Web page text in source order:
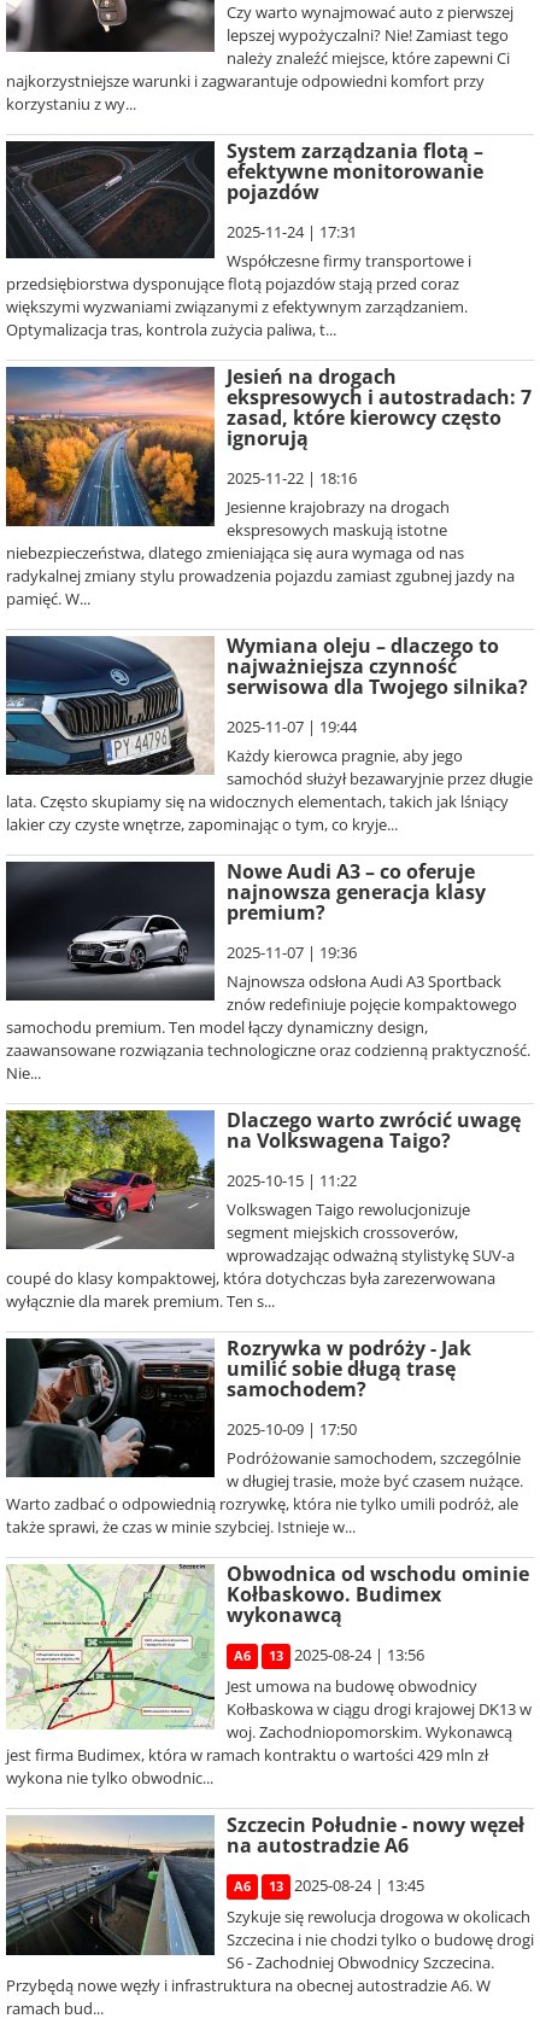
Czy warto wynajmować auto z pierwszej
lepszej wypożyczalni? Nie! Zamiast tego
należy znaleźć miejsce, które zapewni Ci
najkorzystniejsze warunki i zagwarantuje odpowiedni komfort przy
korzystaniu z wy...
System zarządzania flotą –
efektywne monitorowanie
pojazdów
2025-11-24 | 17:31
Współczesne firmy transportowe i
przedsiębiorstwa dysponujące flotą pojazdów stają przed coraz
większymi wyzwaniami związanymi z efektywnym zarządzaniem.
Optymalizacja tras, kontrola zużycia paliwa, t...
Jesień na drogach
ekspresowych i autostradach: 7
zasad, które kierowcy często
ignorują
2025-11-22 | 18:16
Jesienne krajobrazy na drogach
ekspresowych maskują istotne
niebezpieczeństwa, dlatego zmieniająca się aura wymaga od nas
radykalnej zmiany stylu prowadzenia pojazdu zamiast zgubnej jazdy na
pamięć. W...
Wymiana oleju – dlaczego to
najważniejsza czynność
serwisowa dla Twojego silnika?
2025-11-07 | 19:44
Każdy kierowca pragnie, aby jego
samochód służył bezawaryjnie przez długie
lata. Często skupiamy się na widocznych elementach, takich jak lśniący
lakier czy czyste wnętrze, zapominając o tym, co kryje...
Nowe Audi A3 – co oferuje
najnowsza generacja klasy
premium?
2025-11-07 | 19:36
Najnowsza odsłona Audi A3 Sportback
znów redefiniuje pojęcie kompaktowego
samochodu premium. Ten model łączy dynamiczny design,
zaawansowane rozwiązania technologiczne oraz codzienną praktyczność.
Nie...
Dlaczego warto zwrócić uwagę
na Volkswagena Taigo?
2025-10-15 | 11:22
Volkswagen Taigo rewolucjonizuje
segment miejskich crossoverów,
wprowadzając odważną stylistykę SUV-a
coupé do klasy kompaktowej, która dotychczas była zarezerwowana
wyłącznie dla marek premium. Ten s...
Rozrywka w podróży - Jak
umilić sobie długą trasę
samochodem?
2025-10-09 | 17:50
Podróżowanie samochodem, szczególnie
w długiej trasie, może być czasem nużące.
Warto zadbać o odpowiednią rozrywkę, która nie tylko umili podróż, ale
także sprawi, że czas w minie szybciej. Istnieje w...
Obwodnica od wschodu ominie
Kołbaskowo. Budimex
wykonawcą
A6 13
2025-08-24 | 13:56
Jest umowa na budowę obwodnicy
Kołbaskowa w ciągu drogi krajowej DK13 w
woj. Zachodniopomorskim. Wykonawcą
jest firma Budimex, która w ramach kontraktu o wartości 429 mln zł
wykona nie tylko obwodnic...
Szczecin Południe - nowy węzeł
na autostradzie A6
A6 13
2025-08-24 | 13:45
Szykuje się rewolucja drogowa w okolicach
Szczecina i nie chodzi tylko o budowę drogi
S6 - Zachodniej Obwodnicy Szczecina.
Przybędą nowe węzły i infrastruktura na obecnej autostradzie A6. W
ramach bud...